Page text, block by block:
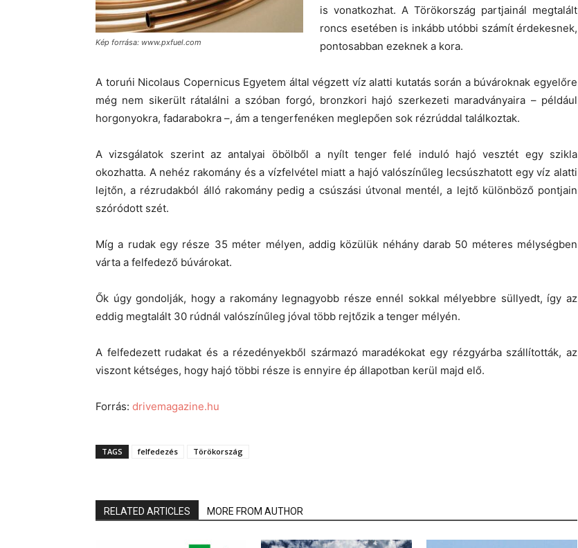
Kép forrása: www.pxfuel.com
is vonatkozhat. A Törökország partjainál megtalált
roncs esetében is inkább utóbbi számít érdekesnek,
pontosabban ezeknek a kora.
A toruńi Nicolaus Copernicus Egyetem által végzett víz alatti kutatás során a búvároknak egyelőre
még nem sikerült rátalálni a szóban forgó, bronzkori hajó szerkezeti maradványaira – például
horgonyokra, fadarabokra –, ám a tengerfenéken meglepően sok rézrúddal találkoztak.
A vizsgálatok szerint az antalyai öbölből a nyílt tenger felé induló hajó vesztét egy szikla
okozhatta. A nehéz rakomány és a vízfelvétel miatt a hajó valószínűleg lecsúszhatott egy víz alatti
lejtőn, a rézrudakból álló rakomány pedig a csúszási útvonal mentél, a lejtő különböző pontjain
szóródott szét.
Míg a rudak egy része 35 méter mélyen, addig közülük néhány darab 50 méteres mélységben
várta a felfedező búvárokat.
Ők úgy gondolják, hogy a rakomány legnagyobb része ennél sokkal mélyebbre süllyedt, így az
eddig megtalált 30 rúdnál valószínűleg jóval több rejtőzik a tenger mélyén.
A felfedezett rudakat és a rézedényekből származó maradékokat egy rézgyárba szállították, az
viszont kétséges, hogy hajó többi része is ennyire ép állapotban kerül majd elő.
Forrás: drivemagazine.hu
TAGS felfedezés Törökország
RELATED ARTICLES MORE FROM AUTHOR